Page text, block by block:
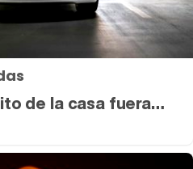
de la casa fuera…